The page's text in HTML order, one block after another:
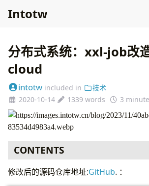
Intotw
分布式系统：xxl-job改
cloud
intotw included in
技术
2020-10-14
1339 words 3
CONTENTS
改造原因
修改后的源码仓库地址:GitHub. ：